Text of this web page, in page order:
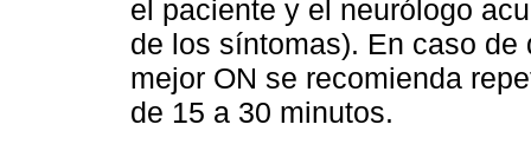
el paciente y el neurólogo
de los síntomas). En caso
mejor ON se recomienda
de 15 a 30 minutos.